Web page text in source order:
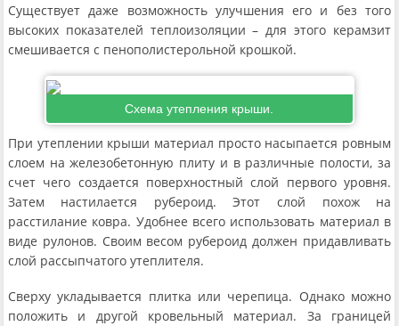
Существует даже возможность улучшения его и без того
высоких показателей теплоизоляции – для этого керамзит
смешивается с пенополистерольной крошкой.
Схема утепления крыши.
При утеплении крыши материал просто насыпается ровным
слоем на железобетонную плиту и в различные полости, за
счет чего создается поверхностный слой первого уровня.
Затем настилается рубероид. Этот слой похож на
расстилание ковра. Удобнее всего использовать материал в
виде рулонов. Своим весом рубероид должен придавливать
слой рассыпчатого утеплителя.
Сверху укладывается плитка или черепица. Однако можно
положить и другой кровельный материал. За границей